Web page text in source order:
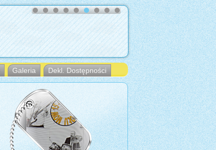
Galeria Dekl. Dostępności